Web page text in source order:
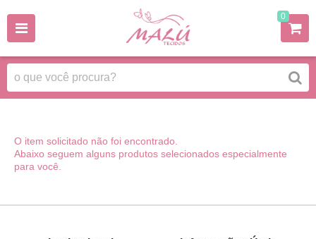
0
O item solicitado não foi encontrado.
Abaixo seguem alguns produtos selecionados especialmente
para você.